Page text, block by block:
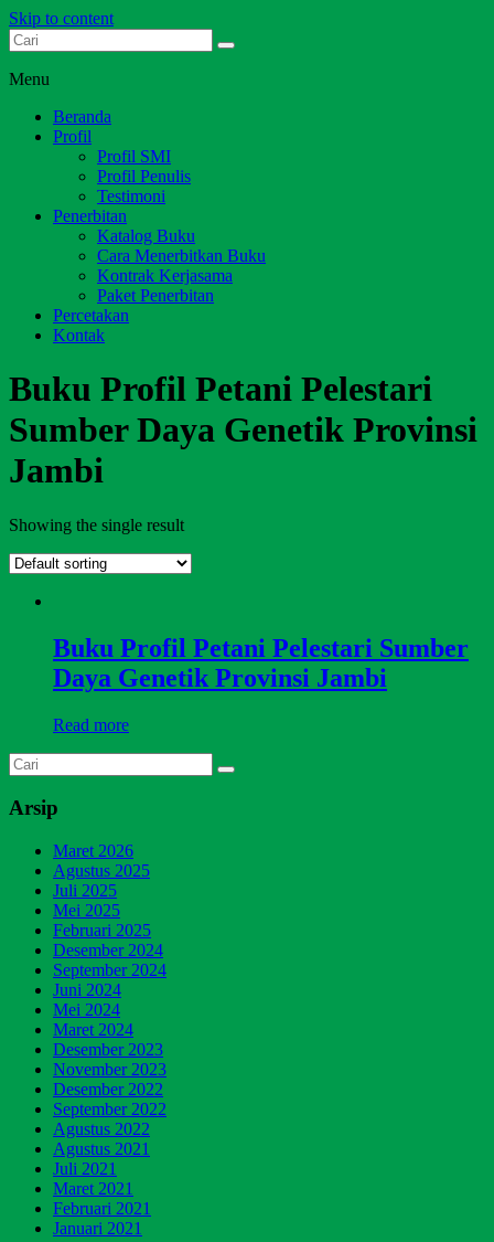
Skip to content
Dari Jambi untuk Indonesia
Menu
Beranda
Profil
Profil SMI
Profil Penulis
Testimoni
Penerbitan
Katalog Buku
Cara Menerbitkan Buku
Kontrak Kerjasama
Paket Penerbitan
Percetakan
Kontak
Buku Profil Petani Pelestari
Sumber Daya Genetik Provinsi
Jambi
Showing the single result
Buku Profil Petani Pelestari Sumber
Daya Genetik Provinsi Jambi
Read more
Arsip
Maret 2026
Agustus 2025
Juli 2025
Mei 2025
Februari 2025
Desember 2024
September 2024
Juni 2024
Mei 2024
Maret 2024
Desember 2023
November 2023
Desember 2022
September 2022
Agustus 2022
Agustus 2021
Juli 2021
Maret 2021
Februari 2021
Januari 2021